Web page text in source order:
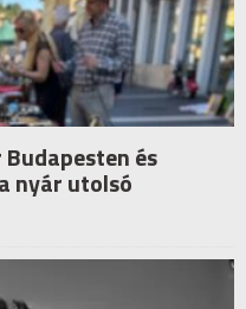
és
nyár utolsó